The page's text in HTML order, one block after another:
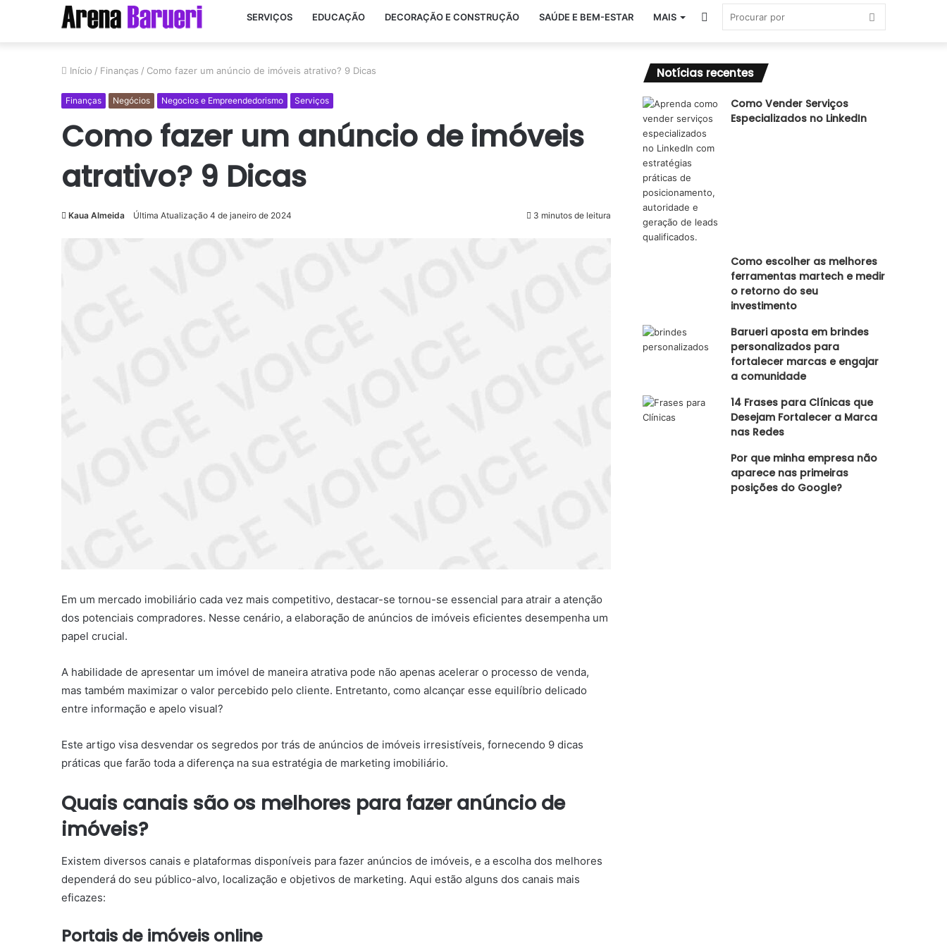
SERVIÇOS EDUCAÇÃO DECORAÇÃO E CONSTRUÇÃO SAÚDE E BEM-ESTAR MAIS Procurar
Switch
Início / Finanças / Como fazer um anúncio de imóveis atrativo? 9 Dicas
Finanças Negócios Negocios e Empreendedorismo Serviços
Como fazer um anúncio de imóveis
atrativo? 9 Dicas
Kaua Almeida Última Atualização 4 de janeiro de 2024 3 minutos de leitura
Em um mercado imobiliário cada vez mais competitivo, destacar-se tornou-se essencial para atrair a atenção
dos potenciais compradores. Nesse cenário, a elaboração de anúncios de imóveis eficientes desempenha um
papel crucial.
A habilidade de apresentar um imóvel de maneira atrativa pode não apenas acelerar o processo de venda,
mas também maximizar o valor percebido pelo cliente. Entretanto, como alcançar esse equilíbrio delicado
entre informação e apelo visual?
Este artigo visa desvendar os segredos por trás de anúncios de imóveis irresistíveis, fornecendo 9 dicas
práticas que farão toda a diferença na sua estratégia de marketing imobiliário.
Quais canais são os melhores para fazer anúncio de
imóveis?
Existem diversos canais e plataformas disponíveis para fazer anúncios de imóveis, e a escolha dos melhores
dependerá do seu público-alvo, localização e objetivos de marketing. Aqui estão alguns dos canais mais
eficazes:
Portais de imóveis online
Notícias recentes
Como Vender Serviços
Especializados no LinkedIn
Como escolher as melhores
ferramentas martech e medir
o retorno do seu
investimento
Barueri aposta em brindes
personalizados para
fortalecer marcas e engajar
a comunidade
14 Frases para Clínicas que
Desejam Fortalecer a Marca
nas Redes
Por que minha empresa não
aparece nas primeiras
posições do Google?